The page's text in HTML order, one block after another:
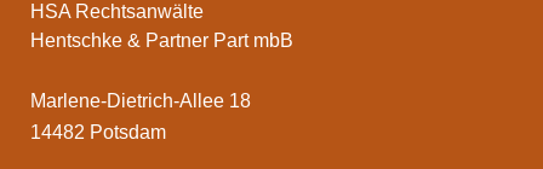
HSA Rechtsanwälte
Hentschke & Partner Part mbB
Marlene-Dietrich-Allee 18
14482 Potsdam